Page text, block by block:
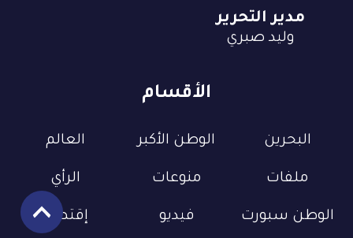
الأقسام
البحرين الوطن الأكبر العالم
ملفات منوعات الرأي
الوطن سبورت فيديو إقتصاد
مدير التحرير
وليد صبري